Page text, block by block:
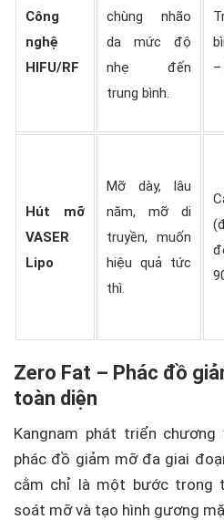
Công
nghệ
HIFU/RF
chùng nhão
da mức độ
nhẹ đến
trung bình.
–
Hút mỡ
VASER
Lipo
Mỡ dày, lâu
năm, mỡ di
truyền, muốn
hiệu quả tức
thì.
Zero Fat – Phác đồ
toàn diện
Kangnam phát triển
phác đồ giảm mỡ đa giai
cằm chỉ là một bước trong
soát mỡ và tạo hình gương